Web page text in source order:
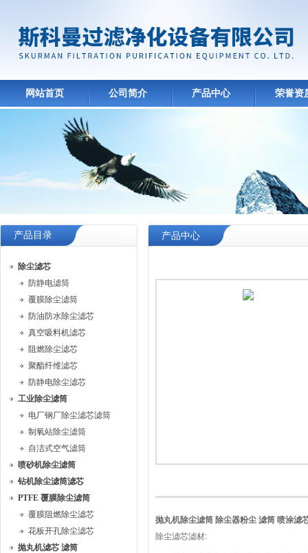
网站首页 公司简介 产品中心 荣誉资
产品目录
除尘滤芯
防静电滤筒
覆膜除尘滤筒
防油防水除尘滤芯
真空吸料机滤芯
阻燃除尘滤芯
聚酯纤维滤芯
防静电除尘滤芯
工业除尘滤筒
电厂钢厂除尘滤芯滤筒
制氧站除尘滤筒
自洁式空气滤筒
喷砂机除尘滤筒
钻机除尘滤筒滤芯
PTFE 覆膜除尘滤筒
覆膜阻燃除尘滤芯
花板开孔除尘滤芯
抛丸机滤芯 滤筒
产品中心
抛丸机除尘滤筒 除尘器粉尘 滤筒 喷涂滤
除尘滤芯滤材: